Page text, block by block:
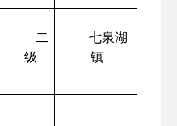
二
级
七泉湖
镇